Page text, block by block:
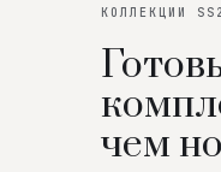
КОЛЛЕКЦИИ
чем